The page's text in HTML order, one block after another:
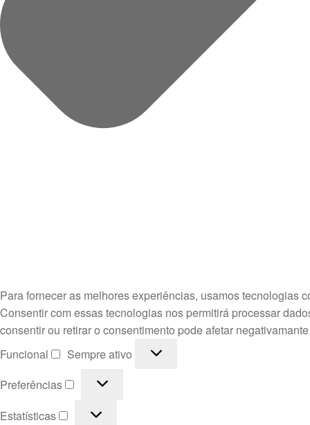
Para fornecer as melhores experiências, usamos tecnologias
Consentir com essas tecnologias nos permitirá processar
consentir ou retirar o consentimento pode afetar
Funcional
Funcional
Sempre ativo
Preferências
Preferências
Estatísticas Estatísticas